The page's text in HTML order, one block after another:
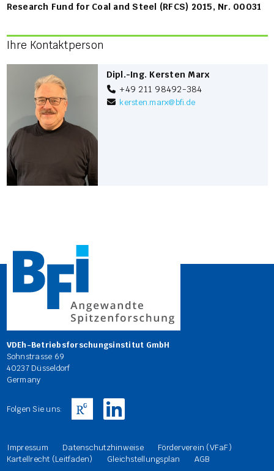
Research Fund for Coal and Steel (RFCS) 2015, Nr. 00031
Ihre Kontaktperson
Dipl.-Ing. Kersten Marx
+49 211 98492-384
kersten.marx@bfi.de
VDEh-Betriebsforschungsinstitut GmbH
Sohnstrasse 69
40237 Düsseldorf
Germany
Folgen Sie uns:
Impressum Datenschutzhinweise
Förderverein (VFaF)
Kartellrecht (Leitfaden)
Gleichstellungsplan AGB